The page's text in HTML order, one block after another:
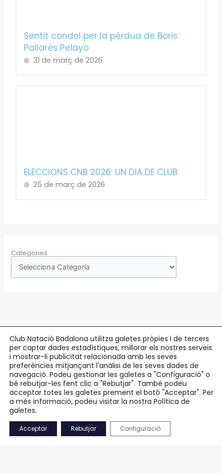
Sentit condol per la pèrdua de Boris
Pallarès Pelayo
31 de març de 2026
ELECCIONS CNB 2026: UN DIA DE CLUB
25 de març de 2026
Categories
Copyright © 2026 Club Natació Badalona |c/ Eduard Maristany, 5-7
Badalona |93 384 34 13
Avís Legal
Política de Privacitat
Accessibilitat
Mapa Web
Club Natació Badalona utilitza galetes pròpies i de tercers
per captar dades estadístiques, millorar els nostres serveis
i mostrar-li publicitat relacionada amb les seves
preferències mitjançant l'anàlisi de les seves dades de
navegació. Podeu gestionar les galetes a "Configuració" o
bé rebutjar-les fent clic a "Rebutjar". També podeu
acceptar totes les galetes prement el botó "Acceptar". Per
a més informació, podeu visitar la nostra Política de
galetes.
Acceptar Rebutjar Configuració